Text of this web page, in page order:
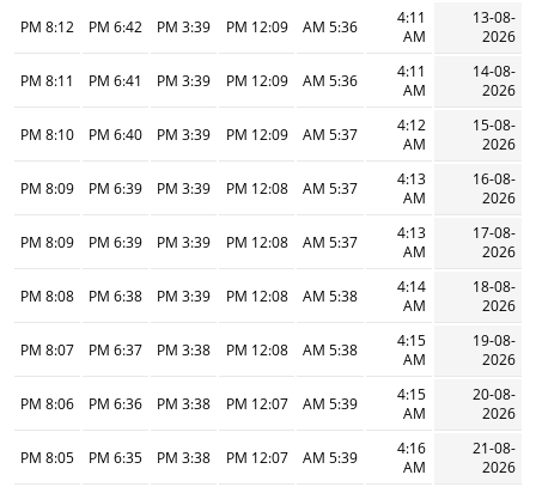
13-08-
2026
4:11
AM
5:36 AM
12:09 PM
3:39 PM
6:42 PM
8:12 PM
14-08-
2026
4:11
AM
5:36 AM
12:09 PM
3:39 PM
6:41 PM
8:11 PM
15-08-
2026
4:12
AM
5:37 AM
12:09 PM
3:39 PM
6:40 PM
8:10 PM
16-08-
2026
4:13
AM
5:37 AM
12:08 PM
3:39 PM
6:39 PM
8:09 PM
17-08-
2026
4:13
AM
5:37 AM
12:08 PM
3:39 PM
6:39 PM
8:09 PM
18-08-
2026
4:14
AM
5:38 AM
12:08 PM
3:39 PM
6:38 PM
8:08 PM
19-08-
2026
4:15
AM
5:38 AM
12:08 PM
3:38 PM
6:37 PM
8:07 PM
20-08-
2026
4:15
AM
5:39 AM
12:07 PM
3:38 PM
6:36 PM
8:06 PM
21-08-
2026
4:16
AM
5:39 AM
12:07 PM
3:38 PM
6:35 PM
8:05 PM